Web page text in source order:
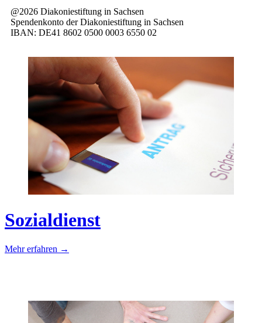
Sozialdienst
Mehr erfahren →
@2026 Diakoniestiftung in Sachsen
Spendenkonto der Diakoniestiftung in Sachsen
IBAN: DE41 8602 0500 0003 6550 02